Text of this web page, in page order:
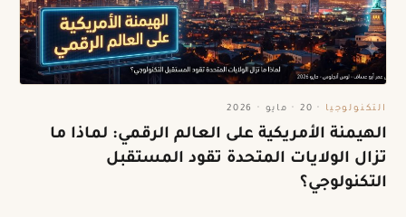
التكنولوجيا · 20 · مايو · 2026
الهيمنة الأمريكية على العالم الرقمي: لماذا ما
تزال الولايات المتحدة تقود المستقبل
التكنولوجي؟